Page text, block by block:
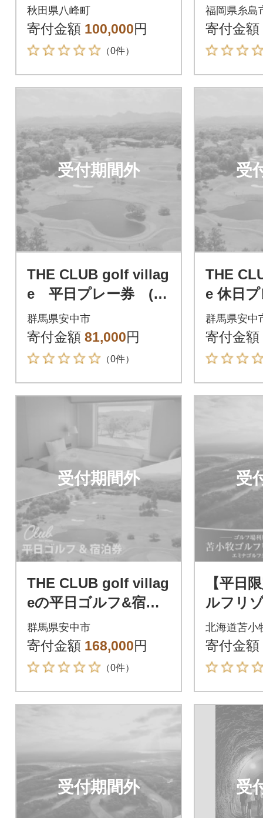
フプレー券(お食事付)|
16_hsr-050101
秋田県八峰町
寄付金額 100,000円
（0件）
(1名 様分
EE002]
福岡県糸島
寄付金額
受付期間外
THE CLUB golf villag
e 平日プレー券 (2
4,000円分)
群馬県安中市
寄付金額 81,000円
（0件）
受
THE
e 休日
0円分)
群馬県安中
寄付金額
受付期間外
THE CLUB golf villag
eの平日ゴルフ&宿泊
券(50,000円分)
群馬県安中市
寄付金額 168,000円
（0件）
受
【平日
ルフリ
ナ ゴル
ルフ場
スキャ
北海道苫小
寄付金額
受付期間外 受